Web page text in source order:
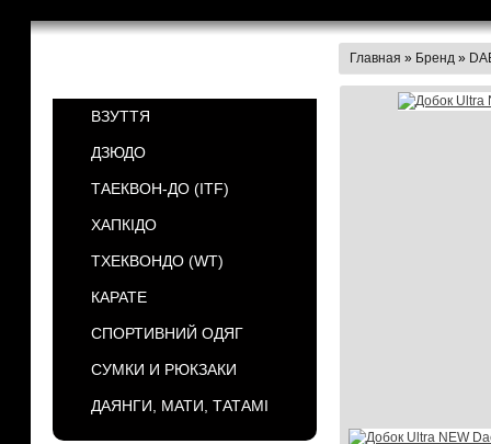
ВЗУТТЯ
ДЗЮДО
ТАЕКВОН-ДО (ІТF)
ХАПКІДО
ТХЕКВОНДО (WT)
КАРАТЕ
СПОРТИВНИЙ ОДЯГ
СУМКИ И РЮКЗАКИ
ДАЯНГИ, МАТИ, ТАТАМІ
Главная » Бренд »